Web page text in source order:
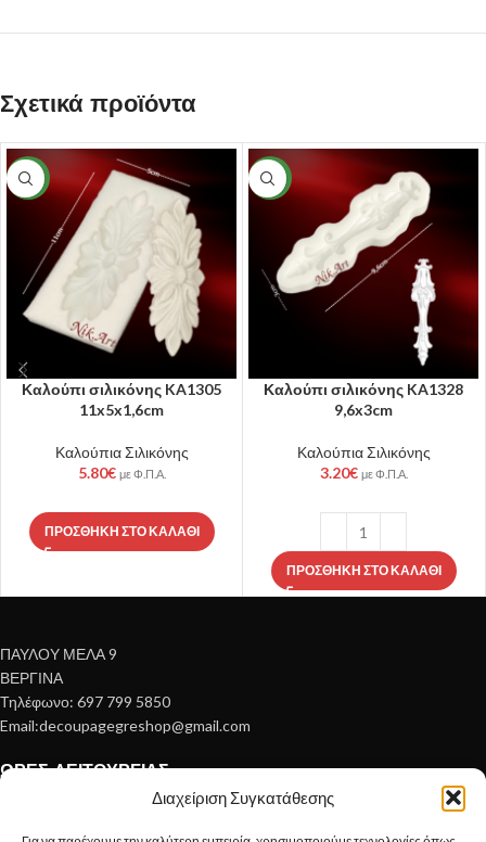
Διαχείριση Συγκατάθεσης
Σχετικά προϊόντα
NEW
Καλούπι σιλικόνης KA1305
11x5x1,6cm
Καλούπια Σιλικόνης
5.80€ με Φ.Π.Α.
ΠΡΟΣΘΉΚΗ ΣΤΟ ΚΑΛΆΘΙ
NEW
Καλούπι σιλικόνης KA1328
9,6x3cm
Καλούπια Σιλικόνης
3.20€ με Φ.Π.Α.
ΠΡΟΣΘΉΚΗ ΣΤΟ ΚΑΛΆΘΙ
ΠΑΥΛΟΥ ΜΕΛΑ 9
ΒΕΡΓΙΝΑ
Τηλέφωνο: 697 799 5850
Email:decoupagegreshop@gmail.com
ΏΡΕΣ ΛΕΙΤΟΥΡΓΊΑΣ